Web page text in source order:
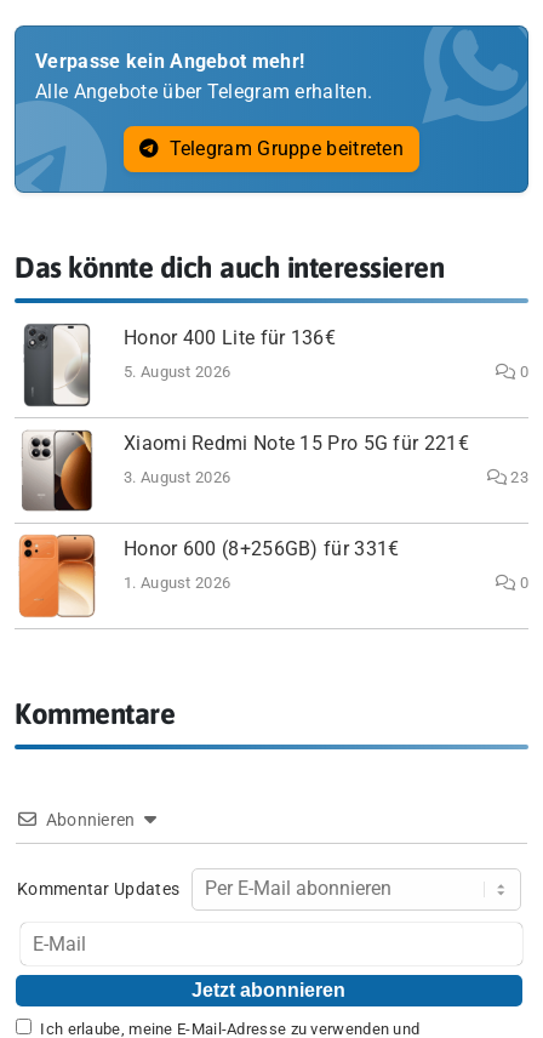
Verpasse kein Angebot mehr!
Alle Angebote über Telegram erhalten.
Telegram Gruppe beitreten
Das könnte dich auch interessieren
Honor 400 Lite für 136€
5. August 2026 0
Xiaomi Redmi Note 15 Pro 5G für 221€
3. August 2026 23
Honor 600 (8+256GB) für 331€
1. August 2026 0
Kommentare
Abonnieren
Kommentar Updates
Ich erlaube, meine E-Mail-Adresse zu verwenden und